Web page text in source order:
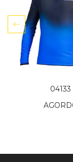
04133